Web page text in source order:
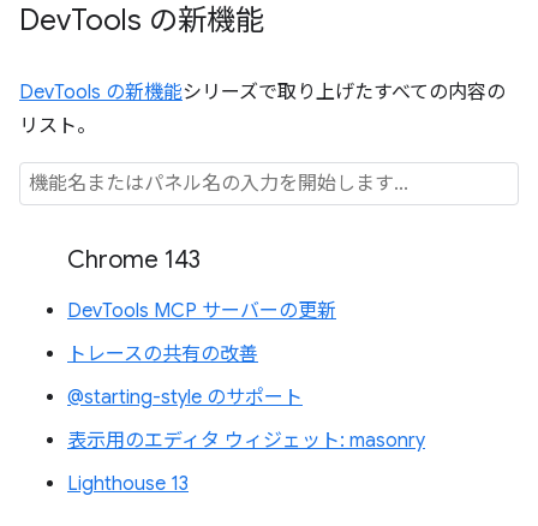
DevTools の新機能
DevTools の新機能シリーズで取り上げたすべての内容の
リスト。
Chrome 143
DevTools MCP サーバーの更新
トレースの共有の改善
@starting-style のサポート
表示用のエディタ ウィジェット: masonry
Lighthouse 13